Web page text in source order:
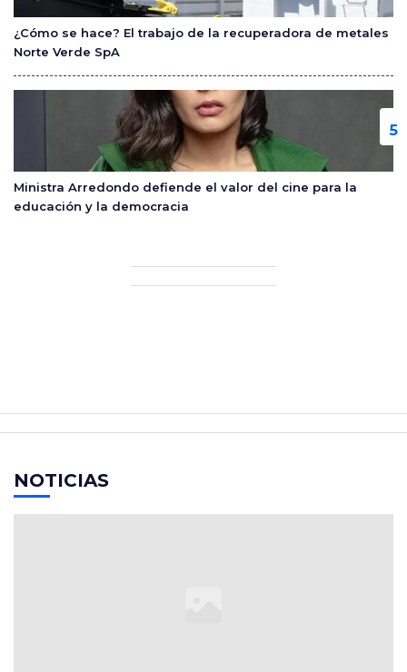
¿Cómo se hace? El trabajo de la recuperadora de metales
Norte Verde SpA
Ministra Arredondo defiende el valor del cine para la
educación y la democracia
NOTICIAS